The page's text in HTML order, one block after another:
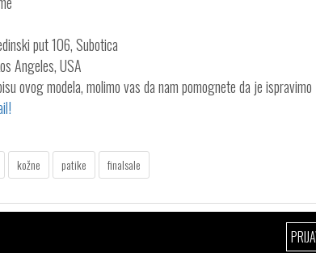
put 106, Subotica
Angeles, USA
ovog modela, molimo vas da nam pomognete da je ispravimo
kožne patike finalsale